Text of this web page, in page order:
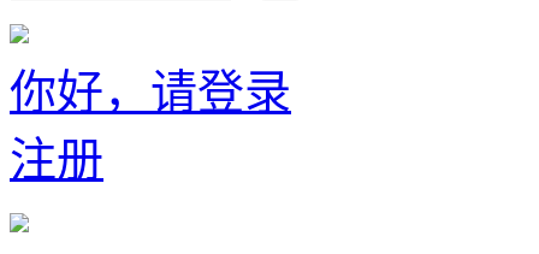
你好，请登录
注册